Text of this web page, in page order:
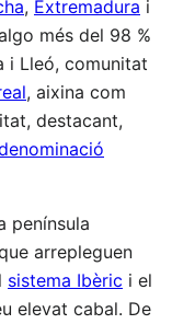
, Extremadura i
més del 98 %
i Lleó, comunitat
, aixina com
destacant,
península
arrepleguen
sistema Ibèric i el
elevat cabal. De